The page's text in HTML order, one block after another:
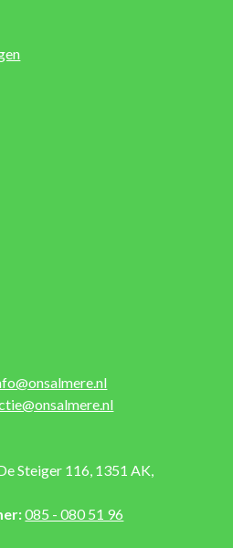
Steiger 116, 1351 AK,
085 - 080 51 96